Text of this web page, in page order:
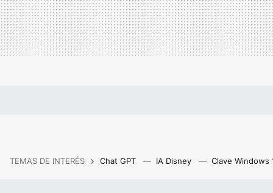
TEMAS DE INTERÉS Chat GPT IA Disney Clave Windows